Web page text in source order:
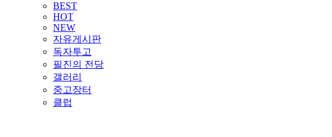
BEST
HOT
NEW
자유게시판
독자투고
필진의 전당
갤러리
중고장터
클럽